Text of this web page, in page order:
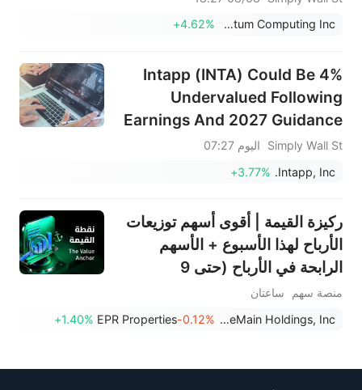
والاستحواذ؟
Quantum Computing Inc.
+4.62%
Intapp (INTA) Could Be 4%
Undervalued Following
Earnings And 2027 Guidance
Simply Wall St
اليوم 07:27
Intapp, Inc.
+3.77%
ركيزة القيمة | أقوى أسهم توزيعات
الأرباح لهذا الأسبوع + الأسهم
الرابحة في الأرباح (حتى 9
أغسطس)
منصة سهم
ساعتان
OneMain Holdings, Inc.
-0.12%
EPR Properties
+1.40%